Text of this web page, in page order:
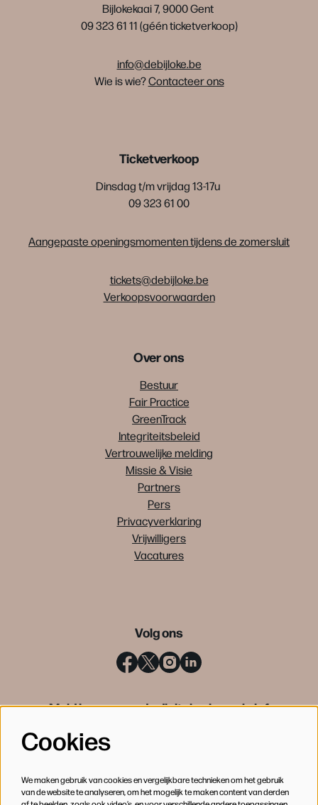
Bijlokekaai 7, 9000 Gent
09 323 61 11 (géén ticketverkoop)
info@debijloke.be
Wie is wie?Contacteer ons
Ticketverkoop
Dinsdag t/m vrijdag 13-17u
09 323 61 00
Aangepaste openingsmomenten tijdens de zomersluit
tickets@debijloke.be
Verkoopsvoorwaarden
Over ons
Bestuur
Fair Practice
GreenTrack
Integriteitsbeleid
Vertrouwelijke melding
Missie & Visie
Partners
Pers
Privacyverklaring
Vrijwilligers
Vacatures
Volg ons
Meld je aan voor de digitale nieuwsbrief
Cookies
We maken gebruik van cookies en vergelijkbare technieken om het gebruik
van de website te analyseren, om het mogelijk te maken content van derden